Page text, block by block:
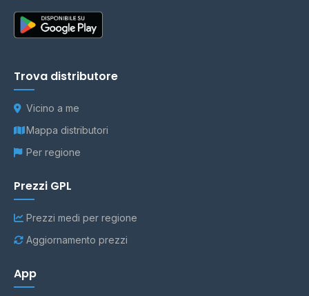
Trova distributore
Vicino a me
Mappa distributori
Per regione
Prezzi GPL
Prezzi medi per regione
Aggiornamento prezzi
App